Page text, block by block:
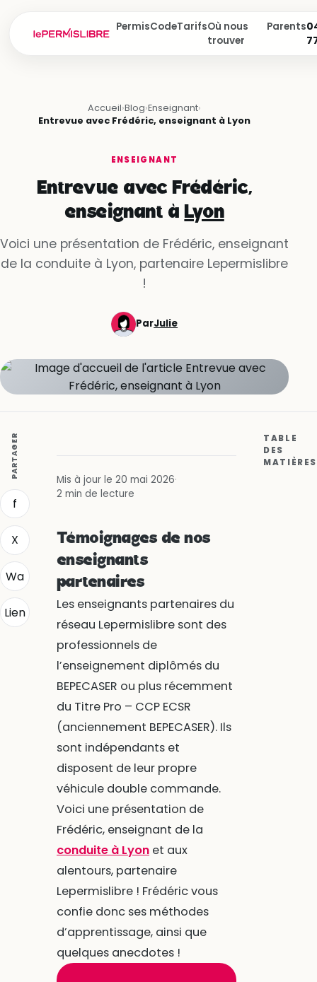
PermisCodeTarifsOù nous
trouver
Parents
Accueil›Blog›Enseignant›
Entrevue avec Frédéric, enseignant à Lyon
ENSEIGNANT
Entrevue avec Frédéric,
enseignant à Lyon
Voici une présentation de Frédéric, enseignant
de la conduite à Lyon, partenaire Lepermislibre
!
ParJulie
PARTAGER
f
X
Wa
Lien
Mis à jour le 20 mai 2026·
2 min de lecture
Témoignages de nos
enseignants
partenaires
Les enseignants partenaires du
réseau Lepermislibre sont des
professionnels de
l’enseignement diplômés du
BEPECASER ou plus récemment
du Titre Pro – CCP ECSR
(anciennement BEPECASER). Ils
sont indépendants et
disposent de leur propre
véhicule double commande.
Voici une présentation de
Frédéric, enseignant de la
conduite à Lyonet aux
alentours, partenaire
Lepermislibre ! Frédéric vous
confie donc ses méthodes
d’apprentissage, ainsi que
quelques anecdotes !
TABLE
DES
MATIÈRES